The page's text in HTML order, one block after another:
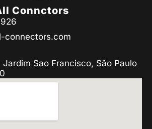
Connctors
connectors.com
Jardim Sao Francisco, São Paulo